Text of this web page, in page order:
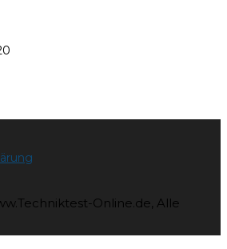
Online.de, Alle